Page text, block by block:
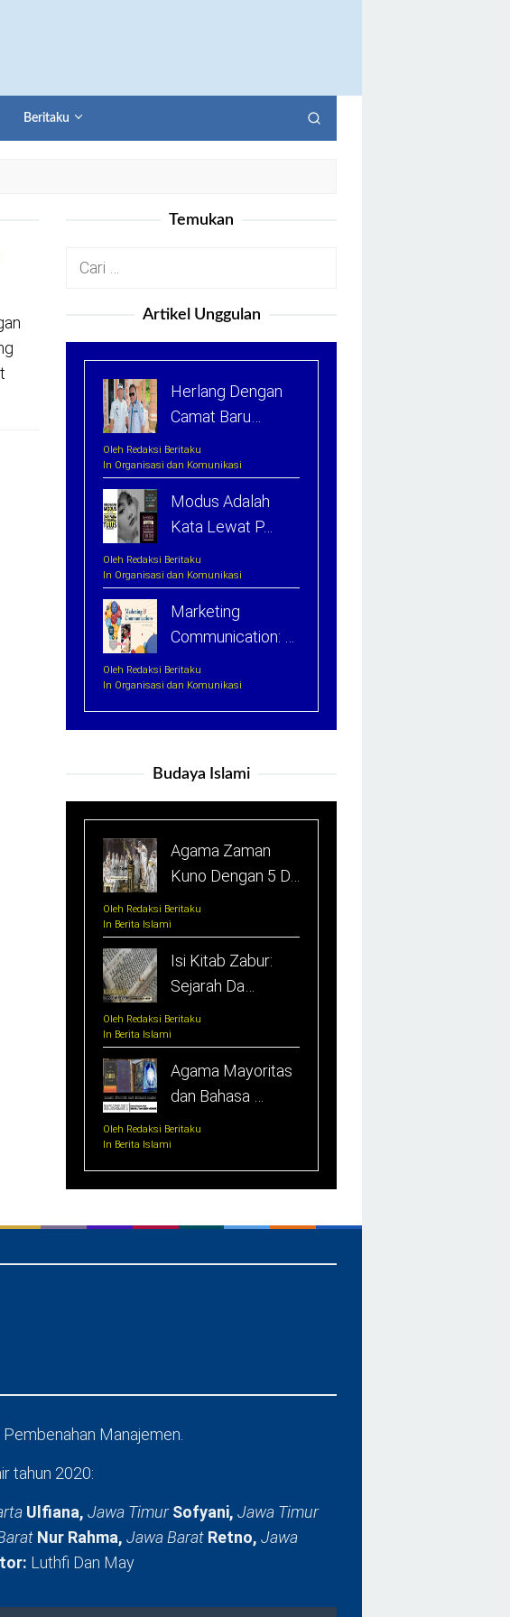
Beritaku
Temukan
Cari
Artikel Unggulan
Herlang Dengan
Camat Baru…
Oleh Redaksi Beritaku
In Organisasi dan Komunikasi
Modus Adalah
Kata Lewat P…
Oleh Redaksi Beritaku
In Organisasi dan Komunikasi
Marketing
Communication: …
Oleh Redaksi Beritaku
In Organisasi dan Komunikasi
Budaya Islami
Agama Zaman
Kuno Dengan 5 D…
Oleh Redaksi Beritaku
In Berita Islami
Isi Kitab Zabur:
Sejarah Da…
Oleh Redaksi Beritaku
In Berita Islami
Agama Mayoritas
dan Bahasa …
Oleh Redaksi Beritaku
In Berita Islami
Manajemen.
tahun 2020:
Ulfiana, Jawa TimurSofyani, Jawa Timur
Nur Rahma, Jawa Barat Retno, Jawa
Luthfi Dan May